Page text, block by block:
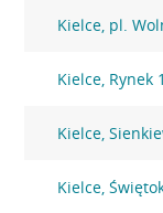
Kielce, pl.
Kielce, Rynek
Kielce,
Kielce,